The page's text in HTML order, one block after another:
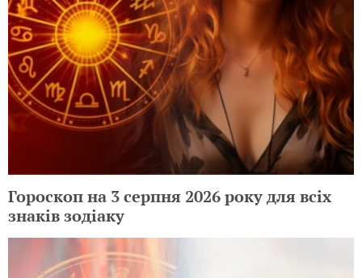
Гороскоп на 3 серпня 2026 року для всіх
знаків зодіаку